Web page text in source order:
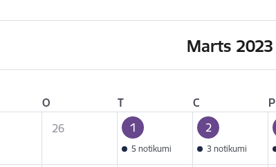
Marts 2023
O T C P
26 1
5 notikumi
2
3 notikumi